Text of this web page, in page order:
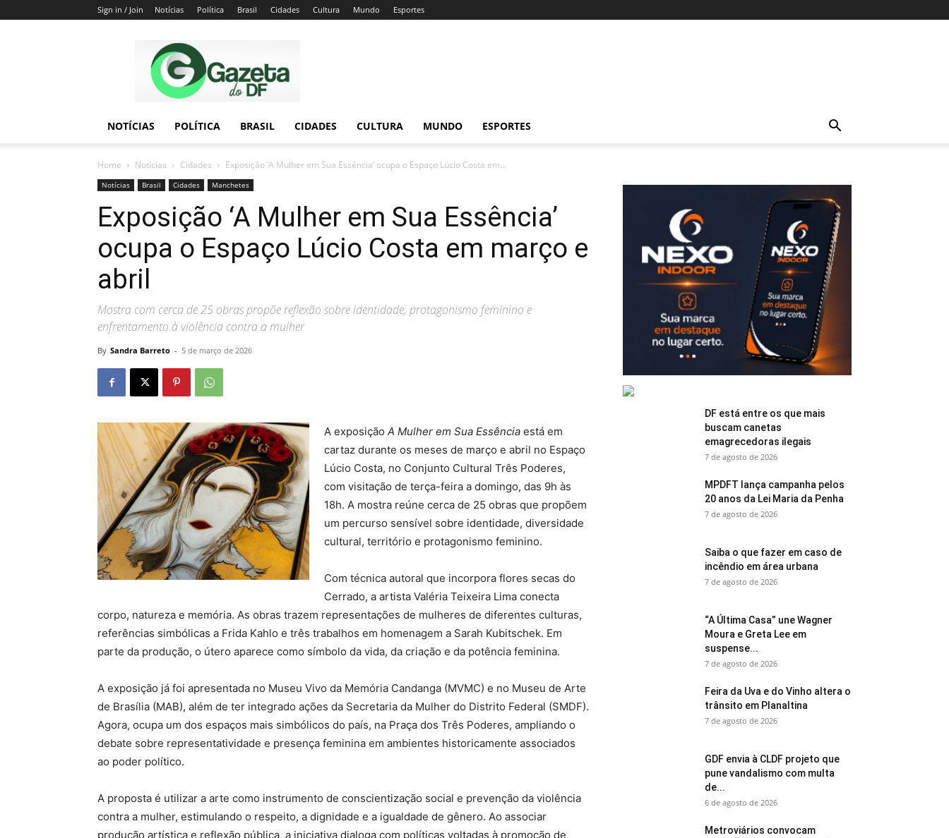
Sign in / Join Notícias Política Brasil Cidades Cultura Mundo Esportes
do
DF
NOTÍCIAS POLÍTICA BRASIL CIDADES CULTURA MUNDO ESPORTES
Home Notícias Cidades Exposição ‘A Mulher em Sua Essência’ ocupa o Espaço Lúcio Costa em...
Notícias Brasil Cidades Manchetes
Exposição ‘A Mulher em Sua Essência’
ocupa o Espaço Lúcio Costa em março e
abril
Mostra com cerca de 25 obras propõe reflexão sobre identidade, protagonismo feminino e
enfrentamento à violência contra a mulher
By Sandra Barreto - 5 de março de 2026
A exposição A Mulher em Sua Essência está em
cartaz durante os meses de março e abril no Espaço
Lúcio Costa, no Conjunto Cultural Três Poderes,
com visitação de terça-feira a domingo, das 9h às
18h. A mostra reúne cerca de 25 obras que propõem
um percurso sensível sobre identidade, diversidade
cultural, território e protagonismo feminino.
Com técnica autoral que incorpora flores secas do
Cerrado, a artista Valéria Teixeira Lima conecta
corpo, natureza e memória. As obras trazem representações de mulheres de diferentes culturas,
referências simbólicas a Frida Kahlo e três trabalhos em homenagem a Sarah Kubitschek. Em
parte da produção, o útero aparece como símbolo da vida, da criação e da potência feminina.
A exposição já foi apresentada no Museu Vivo da Memória Candanga (MVMC) e no Museu de Arte
de Brasília (MAB), além de ter integrado ações da Secretaria da Mulher do Distrito Federal (SMDF).
Agora, ocupa um dos espaços mais simbólicos do país, na Praça dos Três Poderes, ampliando o
debate sobre representatividade e presença feminina em ambientes historicamente associados
ao poder político.
A proposta é utilizar a arte como instrumento de conscientização social e prevenção da violência
contra a mulher, estimulando o respeito, a dignidade e a igualdade de gênero. Ao associar
produção artística e reflexão pública, a iniciativa dialoga com políticas voltadas à promoção de
DF está entre os que mais
buscam canetas
emagrecedoras ilegais
7 de agosto de 2026
MPDFT lança campanha pelos
20 anos da Lei Maria da Penha
7 de agosto de 2026
Saiba o que fazer em caso de
incêndio em área urbana
7 de agosto de 2026
“A Última Casa” une Wagner
Moura e Greta Lee em
suspense...
7 de agosto de 2026
Feira da Uva e do Vinho altera o
trânsito em Planaltina
7 de agosto de 2026
GDF envia à CLDF projeto que
pune vandalismo com multa
de...
6 de agosto de 2026
Metroviários convocam